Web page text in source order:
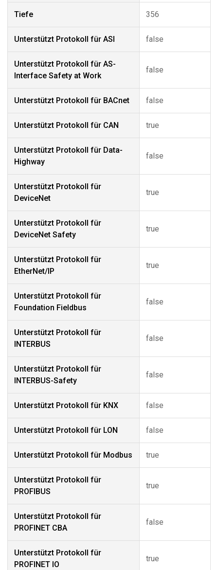
Tiefe 356
Unterstützt Protokoll für ASI false
Unterstützt Protokoll für AS-
Interface Safety at Work
false
Unterstützt Protokoll für BACnet false
Unterstützt Protokoll für CAN true
Unterstützt Protokoll für Data-
Highway
false
Unterstützt Protokoll für
DeviceNet
true
Unterstützt Protokoll für
DeviceNet Safety
true
Unterstützt Protokoll für
EtherNet/IP
true
Unterstützt Protokoll für
Foundation Fieldbus
false
Unterstützt Protokoll für
INTERBUS
false
Unterstützt Protokoll für
INTERBUS-Safety
false
Unterstützt Protokoll für KNX false
Unterstützt Protokoll für LON false
Unterstützt Protokoll für Modbus true
Unterstützt Protokoll für
PROFIBUS
true
Unterstützt Protokoll für
PROFINET CBA
false
Unterstützt Protokoll für
PROFINET IO
true